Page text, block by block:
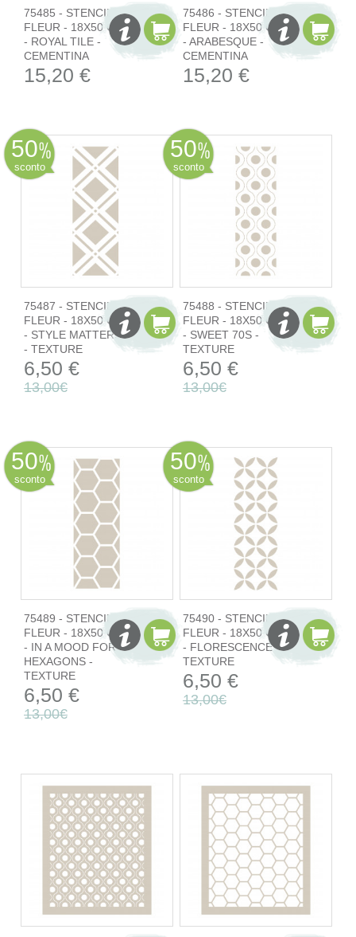
75485 - STENCIL
FLEUR - 18X50 CM
- ROYAL TILE -
CEMENTINA
15,20 €
75486 - STENCIL
FLEUR - 18X50 CM
- ARABESQUE -
CEMENTINA
15,20 €
50
sconto
75487 - STENCIL
FLEUR - 18X50 CM
- STYLE MATTERS
- TEXTURE
6,50 €
13,00€
50
sconto
75488 - STENCIL
FLEUR - 18X50 CM
- SWEET 70S -
TEXTURE
6,50 €
13,00€
50
sconto
75489 - STENCIL
FLEUR - 18X50 CM
- IN A MOOD FOR
HEXAGONS -
TEXTURE
6,50 €
13,00€
50
sconto
75490 - STENCIL
FLEUR - 18X50 CM
- FLORESCENCE -
TEXTURE
6,50 €
13,00€